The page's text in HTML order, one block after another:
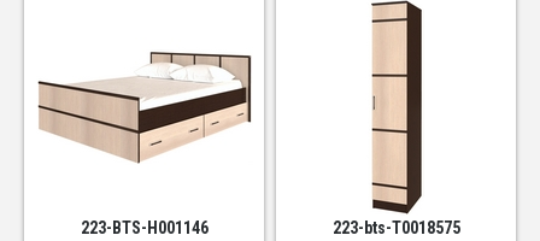
223-BTS-Н001146 223-bts-Т0018575